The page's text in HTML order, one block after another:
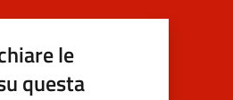
le
questa